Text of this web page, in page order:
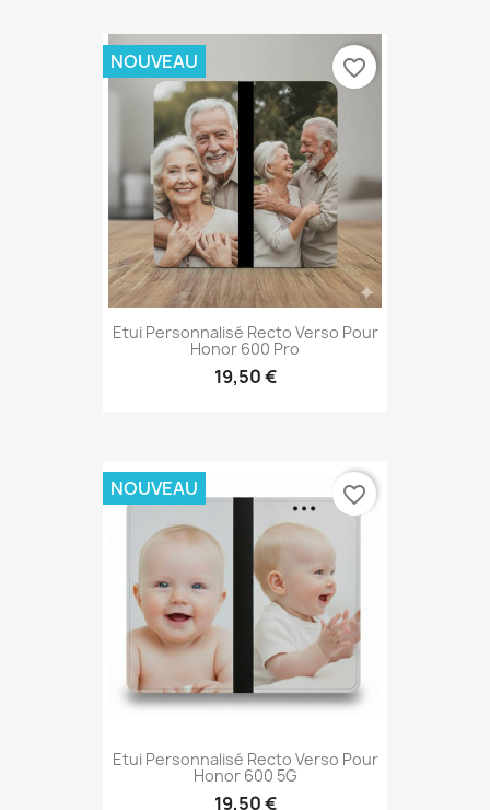
Etui Personnalisé Recto Verso Pour
Honor 600 Pro
19,50 €
NOUVEAU favorite_border
Etui Personnalisé Recto Verso Pour
Honor 600 5G
19,50 €
NOUVEAU favorite_border